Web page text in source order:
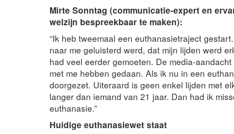
Mirte Sonntag (communicatie-expert en
welzijn bespreekbaar te maken):
“Ik heb tweemaal een euthanasietraject
naar me geluisterd werd, dat mijn lijden werd
had veel eerder gemoeten. De media-
met me hebben gedaan. Als ik nu in een
doorgezet. Uiteraard is geen enkel lijden met
langer dan iemand van 21 jaar. Dan had ik
euthanasie.”
Huidige euthanasiewet staat